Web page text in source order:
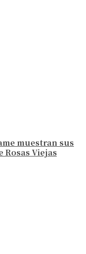
muestran sus
Rosas Viejas